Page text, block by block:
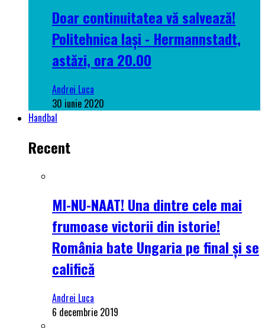
Doar continuitatea vă salvează!
Politehnica Iași - Hermannstadt,
astăzi, ora 20.00
Andrei Luca
30 iunie 2020
Handbal
Recent
MI-NU-NAAT! Una dintre cele mai
frumoase victorii din istorie!
România bate Ungaria pe final și se
califică
Andrei Luca
6 decembrie 2019